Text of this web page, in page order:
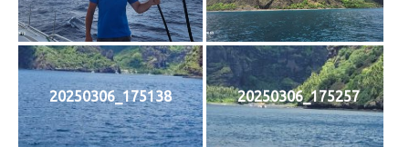
20250306_175138 20250306_175257